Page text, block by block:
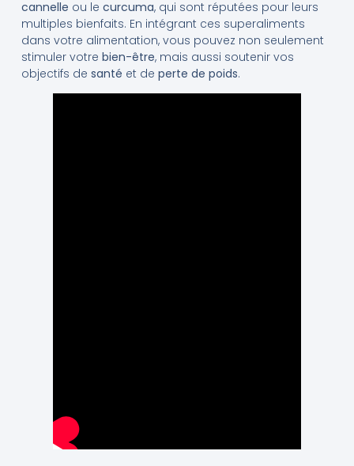
cannelle ou le curcuma, qui sont réputées pour leurs
multiples bienfaits. En intégrant ces superaliments
dans votre alimentation, vous pouvez non seulement
stimuler votre bien-être, mais aussi soutenir vos
objectifs de santé et de perte de poids.